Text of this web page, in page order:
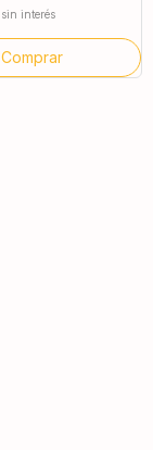
sin interés
Comprar